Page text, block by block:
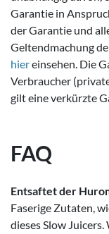
Garantie in
der Garantie und
Geltendmachung
hiereinsehen. Die
Verbraucher
gilt eine verkürzte
FAQ
Entsaftet der
Faserige Zutaten,
dieses Slow